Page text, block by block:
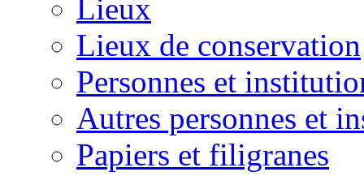
Lieux
Lieux de conservation
Personnes et
Autres personnes et
Papiers et filigranes